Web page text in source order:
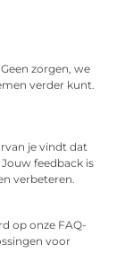
zorgen, we
verder kunt.
je vindt dat
feedback is
verbeteren.
op onze FAQ-
voor